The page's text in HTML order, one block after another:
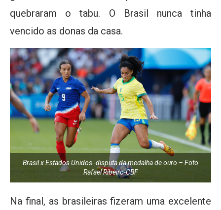
quebraram o tabu. O Brasil nunca tinha
vencido as donas da casa.
Brasil x Estados Unidos -disputa da medalha de ouro – Foto
Rafael Ribeiro-CBF
Na final, as brasileiras fizeram uma excelente